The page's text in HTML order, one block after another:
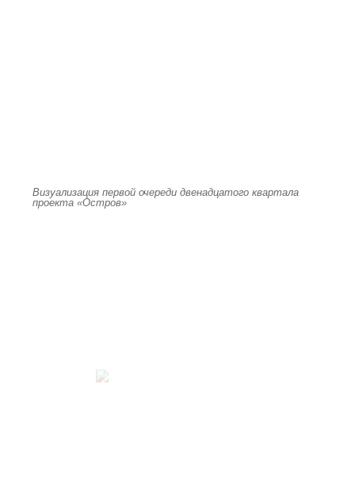
Визуализация первой очереди двенадцатого квартала
проекта «Остров»